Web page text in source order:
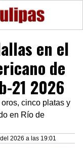
en el
de
21 2026
cinco platas y
en Río de
2026 a las 19:01